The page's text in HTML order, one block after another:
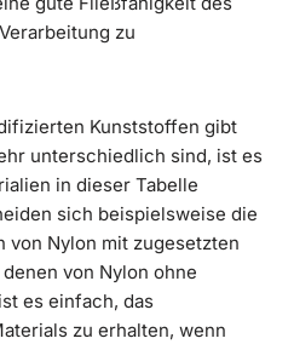
zu
Kunststoffen gibt
unterschiedlich sind, ist es
in dieser Tabelle
sich beispielsweise die
von Nylon mit zugesetzten
von Nylon ohne
es einfach, das
zu erhalten, wenn